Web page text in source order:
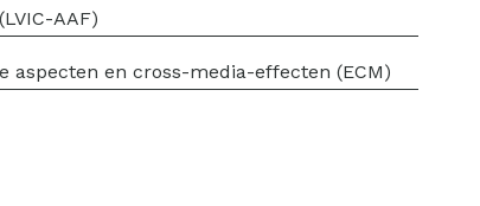
AAF)
aspecten en cross-media-effecten (ECM)